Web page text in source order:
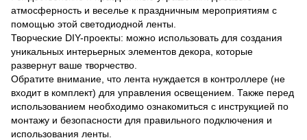
атмосферность и веселье к праздничным мероприятиям с
помощью этой светодиодной ленты.
Творческие DIY-проекты: можно использовать для создания
уникальных интерьерных элементов декора, которые
развернут ваше творчество.
Обратите внимание, что лента нуждается в контроллере (не
входит в комплект) для управления освещением. Также перед
использованием необходимо ознакомиться с инструкцией по
монтажу и безопасности для правильного подключения и
использования ленты.